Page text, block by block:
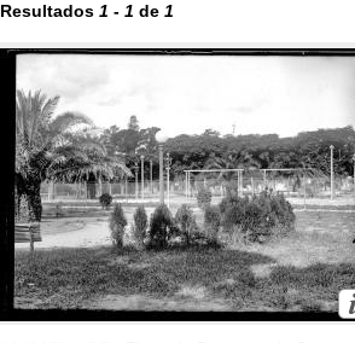
Resultados 1 - 1 de 1